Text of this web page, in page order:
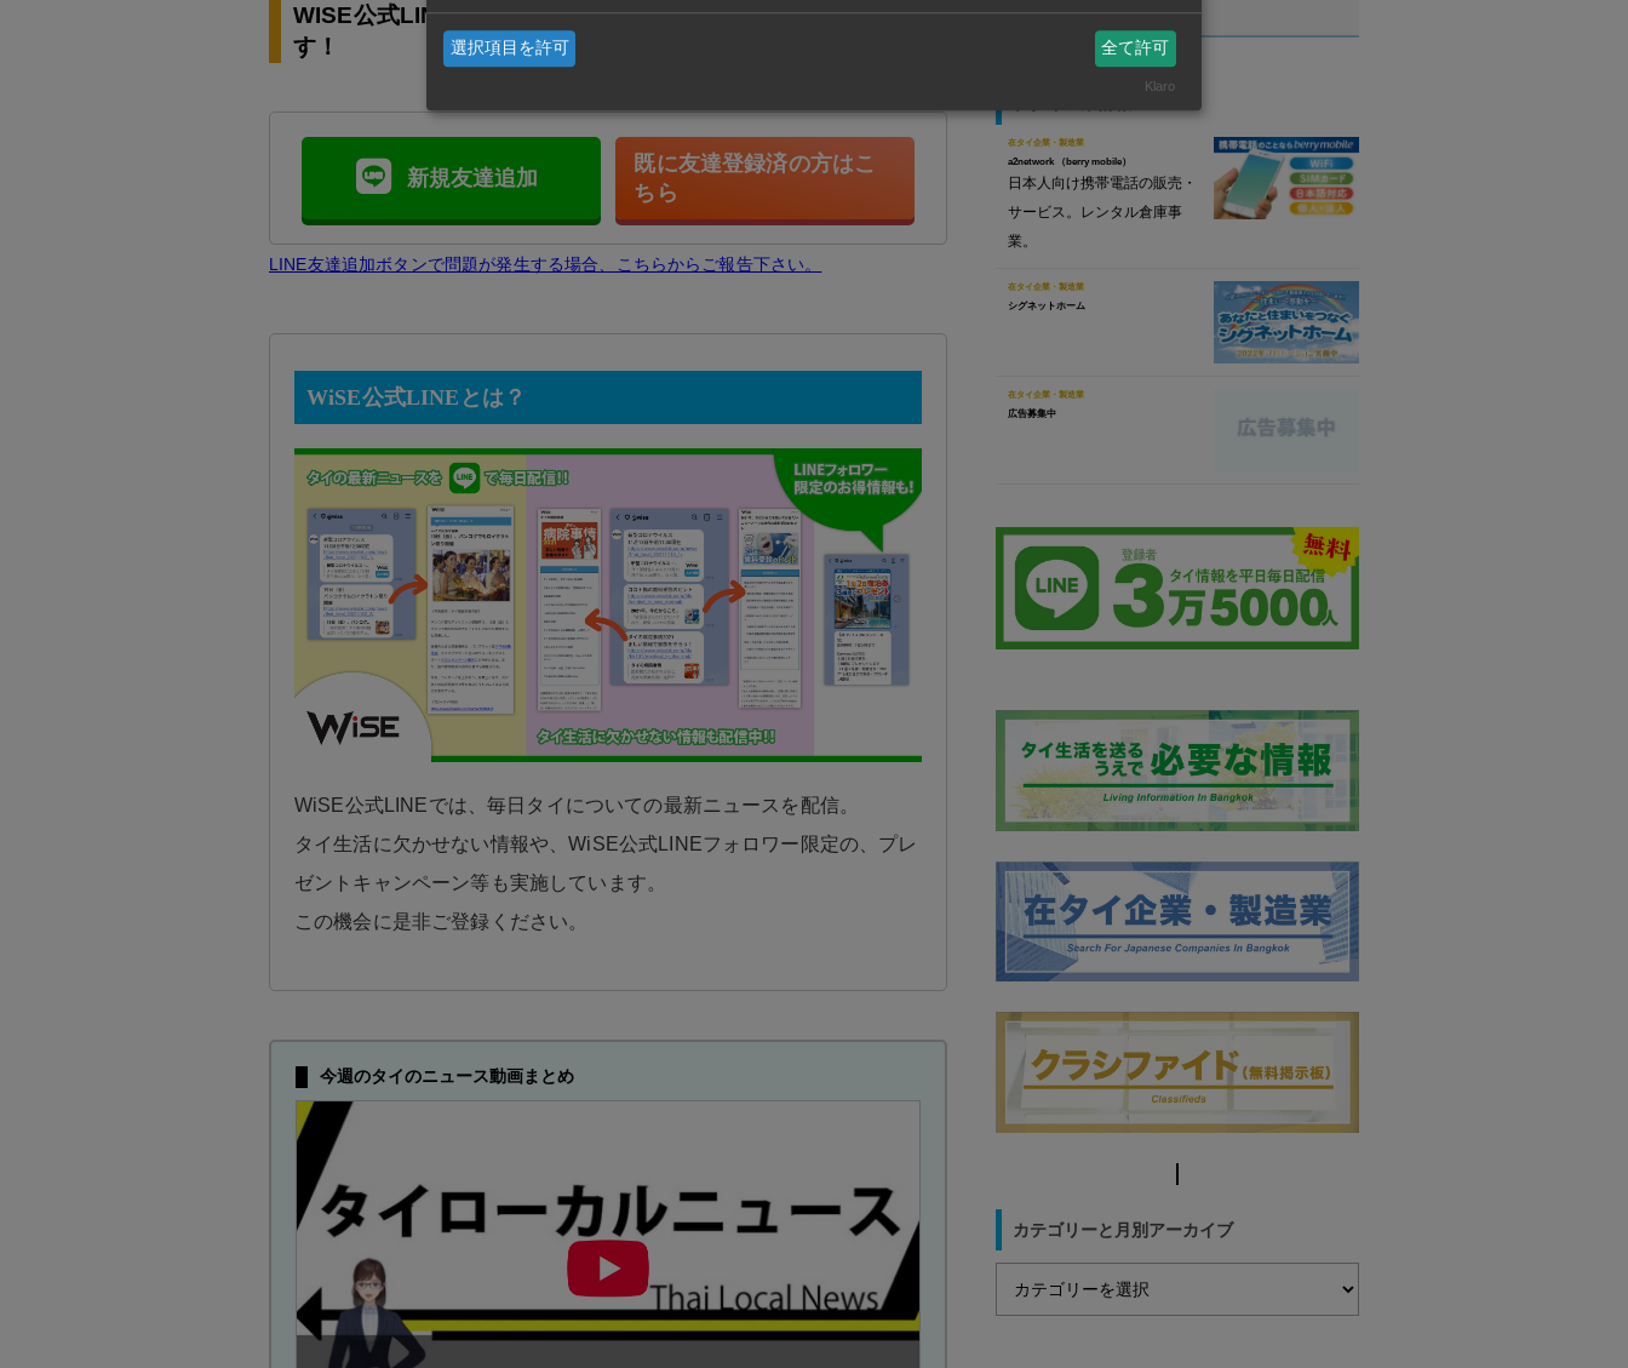
WISE公式LINEの友だち登録で、記事の続きをご覧になれま
す！
新規友達追加
既に友達登録済の方はこ
ちら
LINE友達追加ボタンで問題が発生する場合、こちらからご報告下さい。
WiSE公式LINEとは？
WiSE公式LINEでは、毎日タイについての最新ニュースを配信。
タイ生活に欠かせない情報や、WiSE公式LINEフォロワー限定の、プレ
ゼントキャンペーン等も実施しています。
この機会に是非ご登録ください。
今週のタイのニュース動画まとめ
在タイ企業・製造業
a2network （berry mobile）
日本人向け携帯電話の販売・
サービス。レンタル倉庫事
業。
在タイ企業・製造業
シグネットホーム
在タイ企業・製造業
広告募集中
カテゴリーと月別アーカイブ
選択項目を許可 全て許可
Klaro